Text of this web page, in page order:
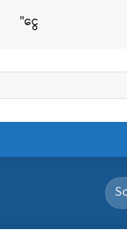
"ငွေကြေးမတည်ငြိမ်မှုများ